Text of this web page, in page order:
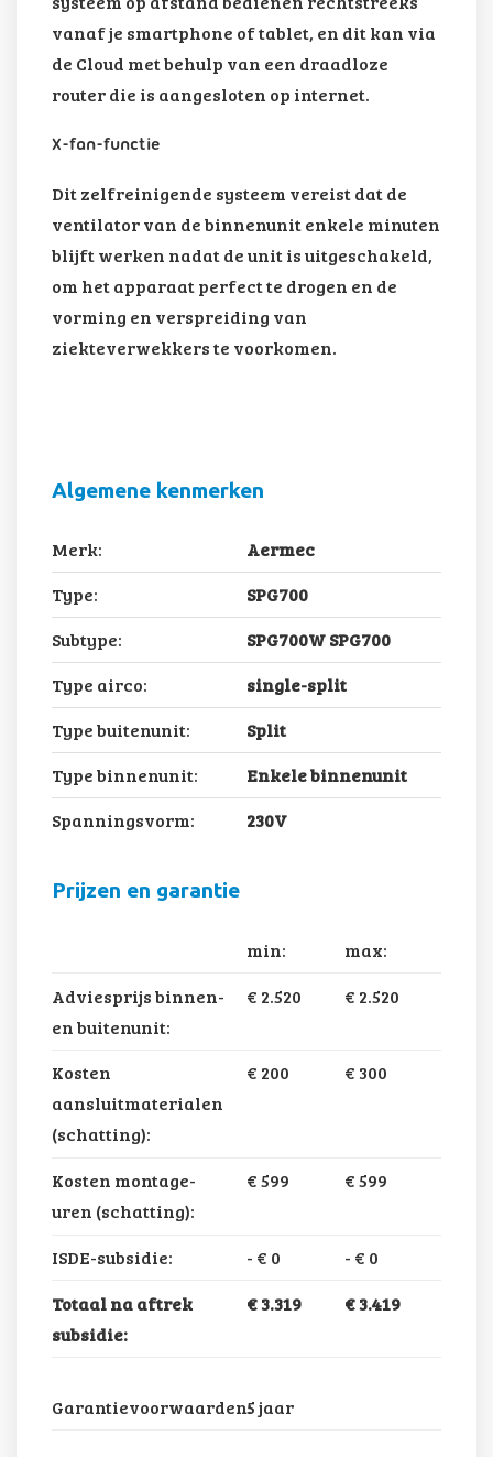
vanaf je smartphone of tablet, en dit kan via
de Cloud met behulp van een draadloze
router die is aangesloten op internet.
X-fan-functie
Dit zelfreinigende systeem vereist dat de
ventilator van de binnenunit enkele minuten
blijft werken nadat de unit is uitgeschakeld,
om het apparaat perfect te drogen en de
vorming en verspreiding van
ziekteverwekkers te voorkomen.
Algemene kenmerken
Merk:
Aermec
Type:
SPG700
Subtype:
SPG700W SPG700
Type airco:
single-split
Type buitenunit:
Split
Type binnenunit:
Enkele binnenunit
Spanningsvorm:
230V
Prijzen en garantie
min:
max:
Adviesprijs binnen-
en buitenunit:
€ 2.520 € 2.520
Kosten
aansluitmaterialen
(schatting):
€ 200 € 300
Kosten montage-
uren (schatting):
€ 599 € 599
ISDE-subsidie: - € 0 - € 0
Totaal na aftrek
subsidie:
€ 3.319 € 3.419
Garantievoorwaarden:5 jaar